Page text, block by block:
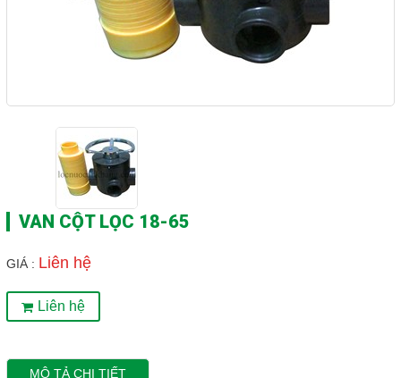
VAN CỘT LỌC 18-65
GIÁ : Liên hệ
Liên hệ
MÔ TẢ CHI TIẾT